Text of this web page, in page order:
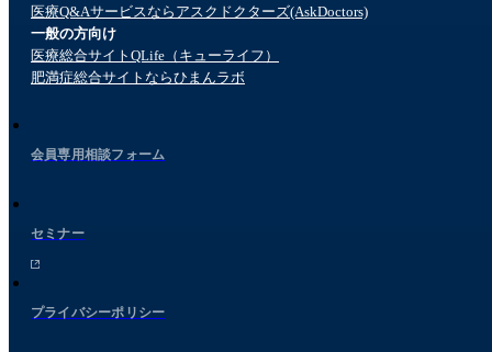
医療Q&Aサービスならアスクドクターズ(AskDoctors)
一般の方向け
医療総合サイトQLife（キューライフ）
肥満症総合サイトならひまんラボ
会員専用相談フォーム
セミナー
プライバシーポリシー